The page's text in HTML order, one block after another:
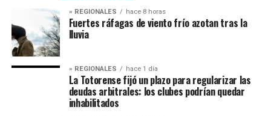
» REGIONALES hace 8 horas
Fuertes ráfagas de viento frío azotan tras la
lluvia
» REGIONALES hace 1 día
La Totorense fijó un plazo para regularizar las
deudas arbitrales: los clubes podrían quedar
inhabilitados